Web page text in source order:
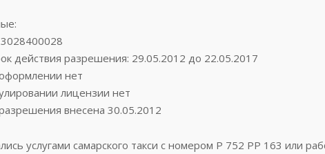
действия разрешения: 29.05.2012 до 22.05.2017
нет
лицензии нет
внесена 30.05.2012
услугами самарского такси с номером Р 752 РР 163 или